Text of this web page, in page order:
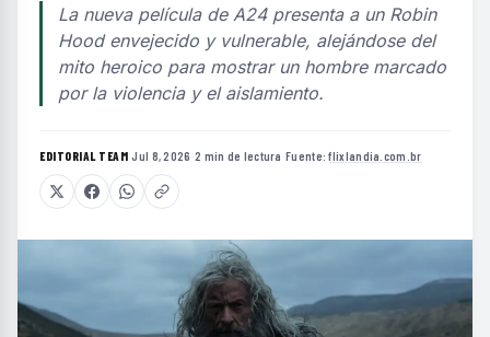
La nueva película de A24 presenta a un Robin
Hood envejecido y vulnerable, alejándose del
mito heroico para mostrar un hombre marcado
por la violencia y el aislamiento.
EDITORIAL TEAM·Jul 8, 2026 ·2 min de lectura ·Fuente:flixlandia.com.br